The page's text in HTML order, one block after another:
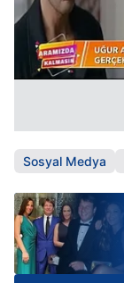
Sosyal Medya